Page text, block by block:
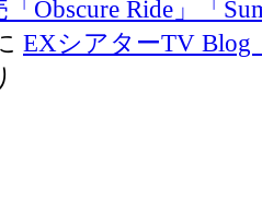
Obscure Ride」「
EXシアターTV Blog